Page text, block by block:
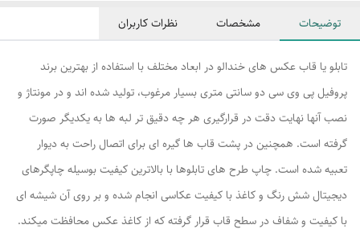
توضیحات مشخصات نظرات کاربران
تابلو یا قاب عکس های خندالو در ابعاد مختلف با استفاده از بهترین برند
پروفیل پی وی سی دو سانتی متری بسیار مرغوب، تولید شده اند و در مونتاژ و
نصب آنها نهایت دقت در قرارگیری هر چه دقیق تر لبه ها به یکدیگر صورت
گرفته است. همچنین در پشت قاب ها گیره ای برای اتصال راحت به دیوار
تعبیه شده است. چاپ طرح های تابلوها با بالاترین کیفیت بوسیله چاپگرهای
دیجیتال شش رنگ و کاغذ با کیفیت عکاسی انجام شده و بر روی آن شیشه ای
با کیفیت و شفاف در سطح قاب قرار گرفته که از کاغذ عکس محافظت میکند.